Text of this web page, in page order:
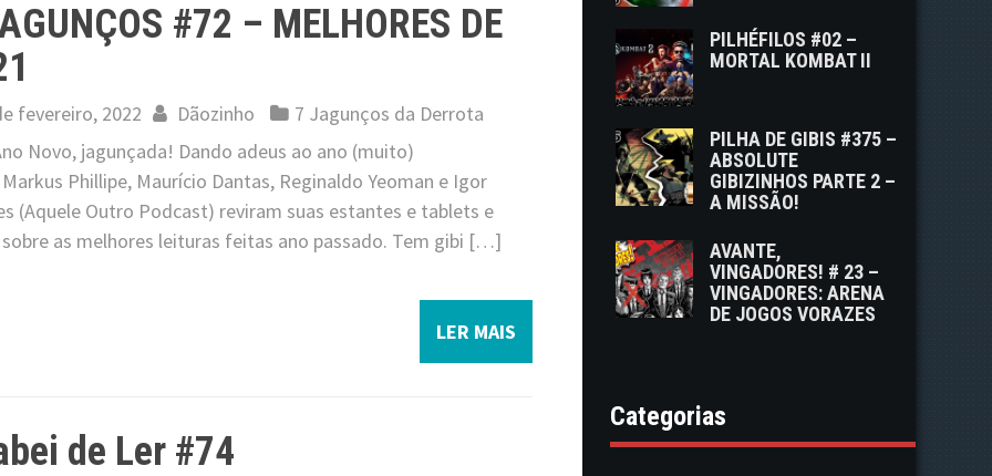
#72 – MELHORES DE
fevereiro, 2022 Dãozinho
7 Jagunços da Derrota
Novo, jagunçada! Dando adeus ao ano (muito)
Phillipe, Maurício Dantas, Reginaldo Yeoman e Igor
(Aquele Outro Podcast) reviram suas estantes e tablets e
as melhores leituras feitas ano passado. Tem gibi […]
LER MAIS
de Ler #74
PILHÉFILOS #02 –
MORTAL KOMBAT II
PILHA DE GIBIS #375 –
ABSOLUTE
GIBIZINHOS PARTE 2 –
A MISSÃO!
AVANTE,
VINGADORES! # 23 –
VINGADORES: ARENA
DE JOGOS VORAZES
Categorias